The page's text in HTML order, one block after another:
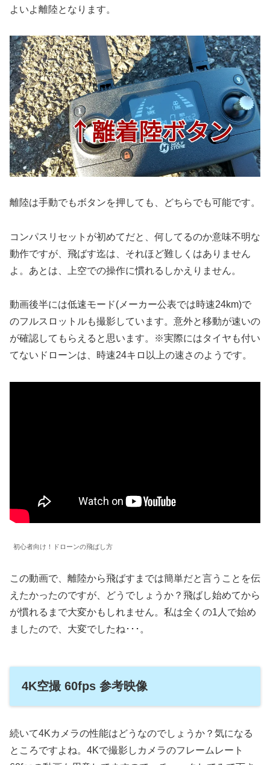
よいよ離陸となります。
離陸は手動でもボタンを押しても、どちらでも可能です。
コンパスリセットが初めてだと、何してるのか意味不明な
動作ですが、飛ばす迄は、それほど難しくはありません
よ。あとは、上空での操作に慣れるしかえりません。
動画後半には低速モード(メーカー公表では時速24km)で
のフルスロットルも撮影しています。意外と移動が速いの
が確認してもらえると思います。※実際にはタイヤも付い
てないドローンは、時速24キロ以上の速さのようです。
初心者向け！ドローンの飛ばし方
この動画で、離陸から飛ばすまでは簡単だと言うことを伝
えたかったのですが、どうでしょうか？飛ばし始めてから
が慣れるまで大変かもしれません。私は全くの1人で始め
ましたので、大変でしたね･･･。
4K空撮 60fps 参考映像
続いて4Kカメラの性能はどうなのでしょうか？気になる
ところですよね。4Kで撮影しカメラのフレームレート